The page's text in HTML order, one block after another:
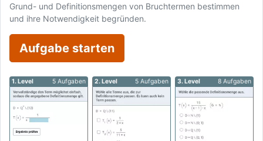
Grund- und Definitionsmengen von Bruchtermen bestimmen
und ihre Notwendigkeit begründen.
Aufgabe starten
1. Level 5 Aufgaben 2. Level 5 Aufgaben 3. Level 8 Aufgaben